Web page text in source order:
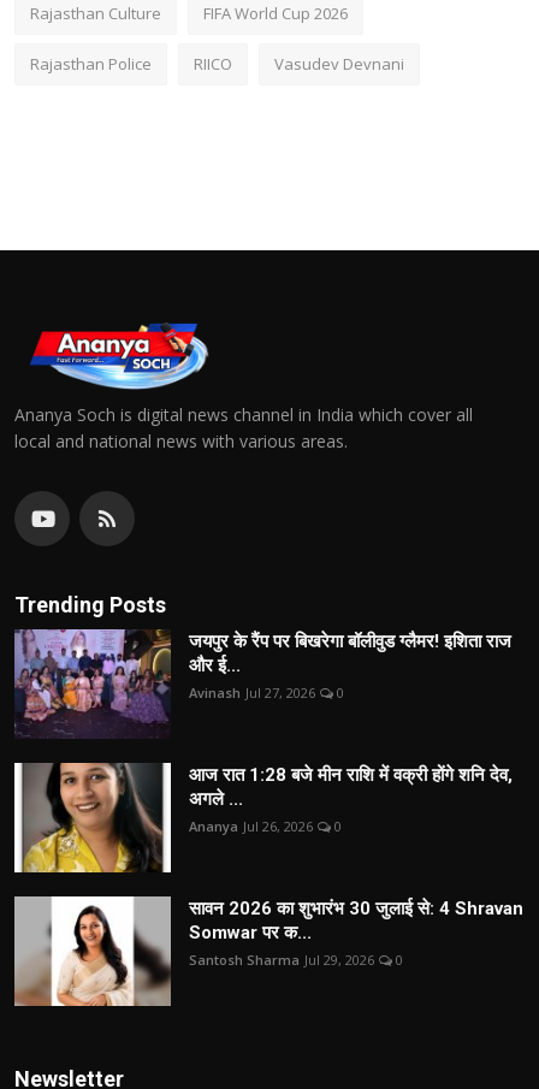
Rajasthan Culture FIFA World Cup 2026
Rajasthan Police RIICO Vasudev Devnani
Ananya Soch is digital news channel in India which cover all
local and national news with various areas.
Trending Posts
जयपुर के रैंप पर बिखरेगा बॉलीवुड ग्लैमर! इशिता राज
और ई...
Avinash Jul 27, 2026 0
आज रात 1:28 बजे मीन राशि में वक्री होंगे शनि देव,
अगले ...
Ananya Jul 26, 2026 0
सावन 2026 का शुभारंभ 30 जुलाई से: 4 Shravan
Somwar पर क...
Santosh Sharma Jul 29, 2026 0
Newsletter